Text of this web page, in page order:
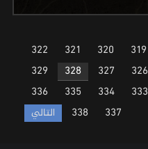
319
320
321
322
326
327
328
329
333
334
335
336
337
338 التالي